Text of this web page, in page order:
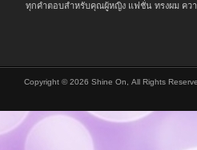
ทุกคำตอบสำหรับคุณผู้หญิง แฟชั่น ทรงผม คว
Copyright © 2026 Shine On, All Rights